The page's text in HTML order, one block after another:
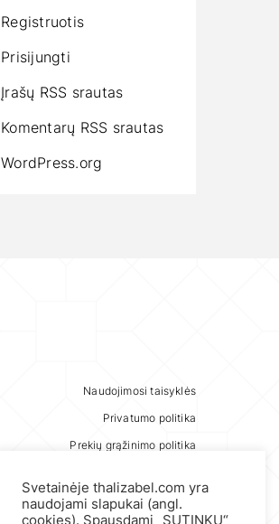
Registruotis
Prisijungti
Įrašų RSS srautas
Komentarų RSS srautas
WordPress.org
Naudojimosi taisyklės
Privatumo politika
Prekių grąžinimo politika
Svetainėje thalizabel.com yra
naudojami slapukai (angl.
cookies). Spausdami „SUTINKU“